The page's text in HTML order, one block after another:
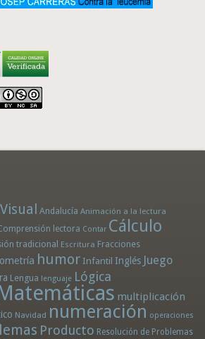
Andalucía Animación a la lectura
lectora Contar Cálculo
tradicional Escritura Fracciones
humor Infantil Inglés Juego
Lengua lenguaje Lógica
multiplicación
Navidad numeración operaciones
Producto Resolución de Problemas